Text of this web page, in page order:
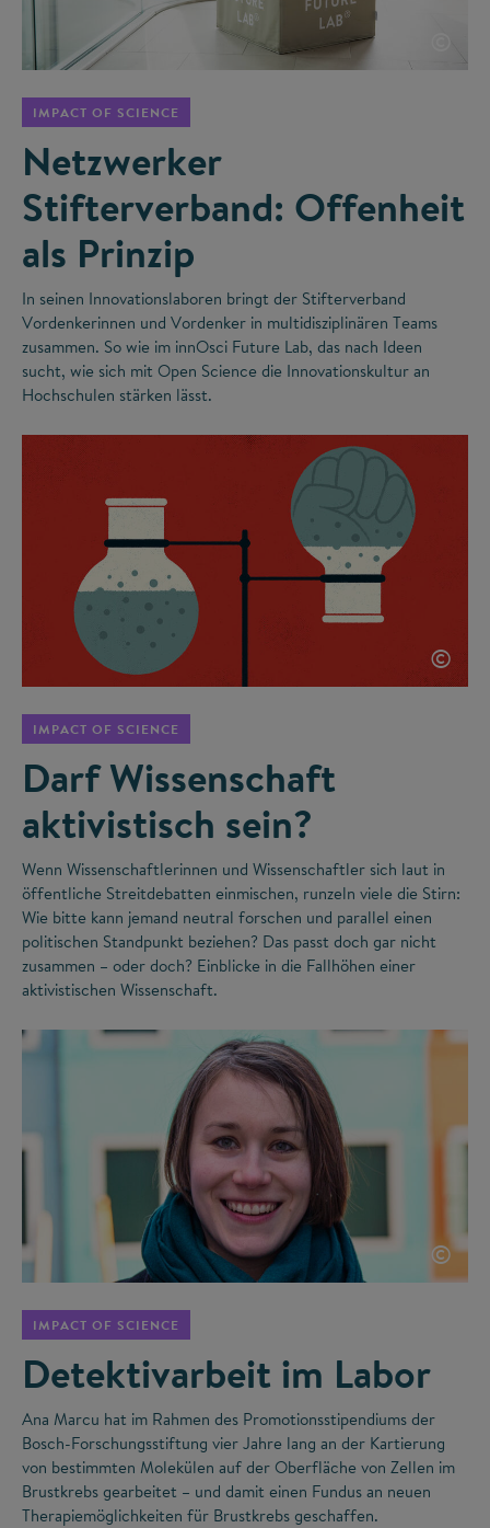
IMPACT OF SCIENCE
Netzwerker
Stifterverband: Offenheit
als Prinzip
In seinen Innovationslaboren bringt der Stifterverband
Vordenkerinnen und Vordenker in multidisziplinären Teams
zusammen. So wie im innOsci Future Lab, das nach Ideen
sucht, wie sich mit Open Science die Innovationskultur an
Hochschulen stärken lässt.
©
IMPACT OF SCIENCE
Darf Wissenschaft
aktivistisch sein?
Wenn Wissenschaftlerinnen und Wissenschaftler sich laut in
öffentliche Streitdebatten einmischen, runzeln viele die Stirn:
Wie bitte kann jemand neutral forschen und parallel einen
politischen Standpunkt beziehen? Das passt doch gar nicht
zusammen – oder doch? Einblicke in die Fallhöhen einer
aktivistischen Wissenschaft.
©
IMPACT OF SCIENCE
Detektivarbeit im Labor
Ana Marcu hat im Rahmen des Promotionsstipendiums der
Bosch-Forschungsstiftung vier Jahre lang an der Kartierung
von bestimmten Molekülen auf der Oberfläche von Zellen im
Brustkrebs gearbeitet – und damit einen Fundus an neuen
Therapiemöglichkeiten für Brustkrebs geschaffen.